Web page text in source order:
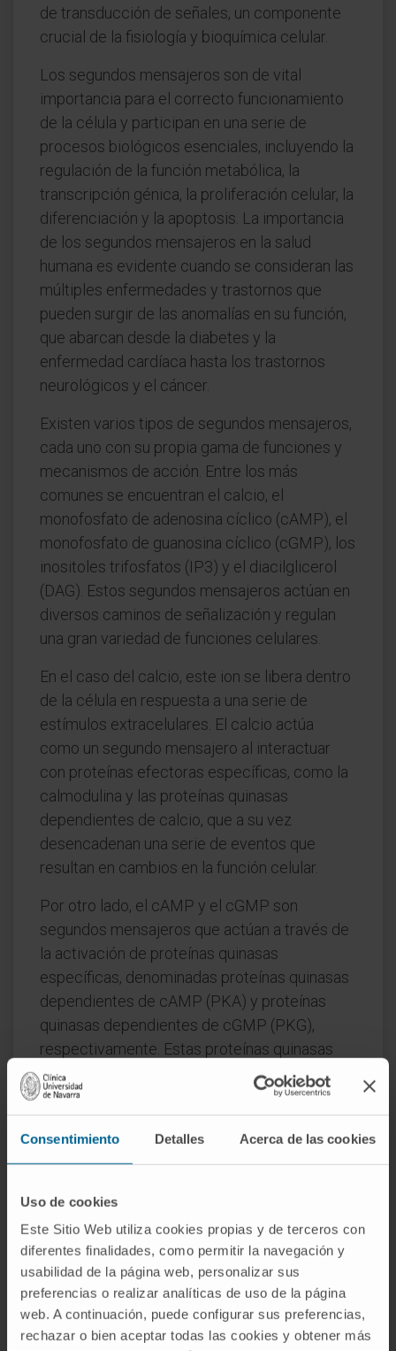
Consentimiento Detalles Acerca de las cookies
Uso de cookies
Este Sitio Web utiliza cookies propias y de terceros con
diferentes finalidades, como permitir la navegación y
usabilidad de la página web, personalizar sus
preferencias o realizar analíticas de uso de la página
web. A continuación, puede configurar sus preferencias,
rechazar o bien aceptar todas las cookies y obtener más
de transducción de señales, un componente
crucial de la fisiología y bioquímica celular.
Los segundos mensajeros son de vital
importancia para el correcto funcionamiento
de la célula y participan en una serie de
procesos biológicos esenciales, incluyendo la
regulación de la función metabólica, la
transcripción génica, la proliferación celular, la
diferenciación y la apoptosis. La importancia
de los segundos mensajeros en la salud
humana es evidente cuando se consideran las
múltiples enfermedades y trastornos que
pueden surgir de las anomalías en su función,
que abarcan desde la diabetes y la
enfermedad cardíaca hasta los trastornos
neurológicos y el cáncer.
Existen varios tipos de segundos mensajeros,
cada uno con su propia gama de funciones y
mecanismos de acción. Entre los más
comunes se encuentran el calcio, el
monofosfato de adenosina cíclico (cAMP), el
monofosfato de guanosina cíclico (cGMP), los
inositoles trifosfatos (IP3) y el diacilglicerol
(DAG). Estos segundos mensajeros actúan en
diversos caminos de señalización y regulan
una gran variedad de funciones celulares.
En el caso del calcio, este ion se libera dentro
de la célula en respuesta a una serie de
estímulos extracelulares. El calcio actúa
como un segundo mensajero al interactuar
con proteínas efectoras específicas, como la
calmodulina y las proteínas quinasas
dependientes de calcio, que a su vez
desencadenan una serie de eventos que
resultan en cambios en la función celular.
Por otro lado, el cAMP y el cGMP son
segundos mensajeros que actúan a través de
la activación de proteínas quinasas
específicas, denominadas proteínas quinasas
dependientes de cAMP (PKA) y proteínas
quinasas dependientes de cGMP (PKG),
respectivamente. Estas proteínas quinasas
fosforilan proteínas diana específicas,
desencadenando una cascada de eventos
que resultan en cambios en la función celular.
Los inositoles trifosfatos (IP3) y el
que se generan a través de la escisión de un
fosfolípido de membrana, el fosfatidilinositol
4,5-bifosfato (PIP2), por una enzima llamada
fosfolipasa C. El IP3 actúa liberando calcio
desde el retículo endoplásmico, mientras que
el DAG activa la proteína quinasa C, una